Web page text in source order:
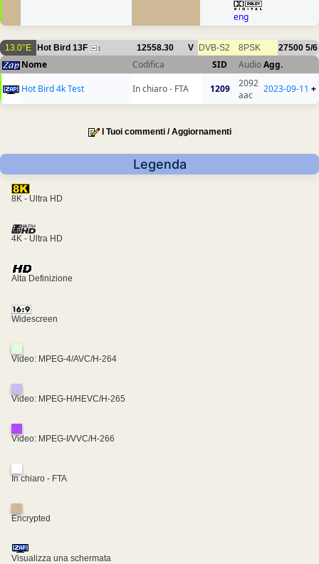
eng
13.0°E Hot Bird 13F 1 12558.30 V DVB-S2 8PSK 27500 5/6
Nome Codifica SID AudioAgg.
Hot Bird 4k Test
In chiaro - FTA 1209
2092
aac
2023-09-11 +
I Tuoi commenti / Aggiornamenti
Legenda
8K - Ultra HD
4K - Ultra HD
Alta Definizione
Widescreen
Video: MPEG-4/AVC/H-264
Video: MPEG-H/HEVC/H-265
Video: MPEG-I/VVC/H-266
In chiaro - FTA
Encrypted
Visualizza una schermata